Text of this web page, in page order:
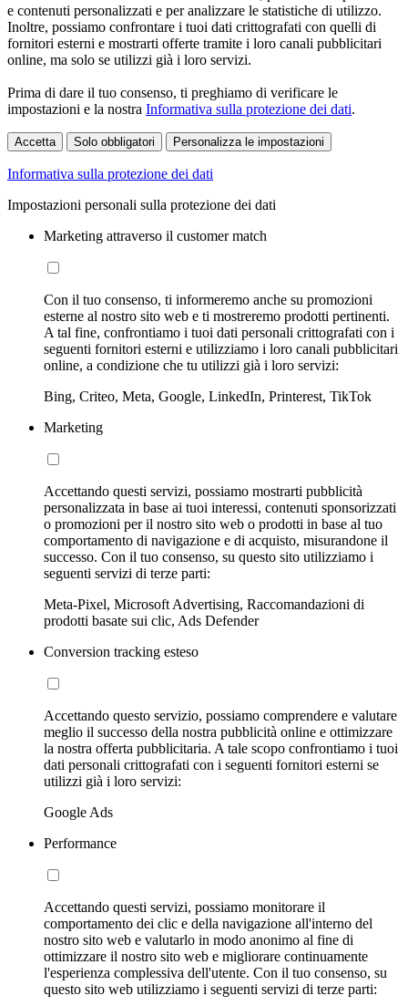
e contenuti personalizzati e per analizzare le statistiche di utilizzo.
Inoltre, possiamo confrontare i tuoi dati crittografati con quelli di
fornitori esterni e mostrarti offerte tramite i loro canali pubblicitari
online, ma solo se utilizzi già i loro servizi.
Prima di dare il tuo consenso, ti preghiamo di verificare le
impostazioni e la nostra Informativa sulla protezione dei dati.
Accetta Solo obbligatori Personalizza le impostazioni
Informativa sulla protezione dei dati
Impostazioni personali sulla protezione dei dati
Marketing attraverso il customer match
Con il tuo consenso, ti informeremo anche su promozioni
esterne al nostro sito web e ti mostreremo prodotti pertinenti.
A tal fine, confrontiamo i tuoi dati personali crittografati con i
seguenti fornitori esterni e utilizziamo i loro canali pubblicitari
online, a condizione che tu utilizzi già i loro servizi:
Bing, Criteo, Meta, Google, LinkedIn, Printerest, TikTok
Marketing
Accettando questi servizi, possiamo mostrarti pubblicità
personalizzata in base ai tuoi interessi, contenuti sponsorizzati
o promozioni per il nostro sito web o prodotti in base al tuo
comportamento di navigazione e di acquisto, misurandone il
successo. Con il tuo consenso, su questo sito utilizziamo i
seguenti servizi di terze parti:
Meta-Pixel, Microsoft Advertising, Raccomandazioni di
prodotti basate sui clic, Ads Defender
Conversion tracking esteso
Accettando questo servizio, possiamo comprendere e valutare
meglio il successo della nostra pubblicità online e ottimizzare
la nostra offerta pubblicitaria. A tale scopo confrontiamo i tuoi
dati personali crittografati con i seguenti fornitori esterni se
utilizzi già i loro servizi:
Google Ads
Performance
Accettando questi servizi, possiamo monitorare il
comportamento dei clic e della navigazione all'interno del
nostro sito web e valutarlo in modo anonimo al fine di
ottimizzare il nostro sito web e migliorare continuamente
l'esperienza complessiva dell'utente. Con il tuo consenso, su
questo sito web utilizziamo i seguenti servizi di terze parti: